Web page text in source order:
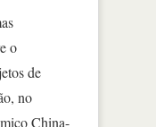
o
de
no
China-